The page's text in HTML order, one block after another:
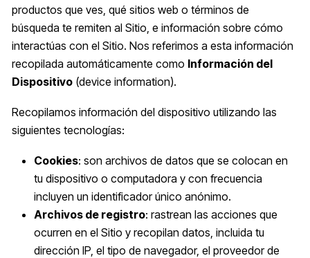
productos que ves, qué sitios web o términos de
búsqueda te remiten al Sitio, e información sobre cómo
interactúas con el Sitio. Nos referimos a esta información
recopilada automáticamente como Información del
Dispositivo(device information).
Recopilamos información del dispositivo utilizando las
siguientes tecnologías:
Cookies: son archivos de datos que se colocan en
tu dispositivo o computadora y con frecuencia
incluyen un identificador único anónimo.
Archivos de registro: rastrean las acciones que
ocurren en el Sitio y recopilan datos, incluida tu
dirección IP, el tipo de navegador, el proveedor de